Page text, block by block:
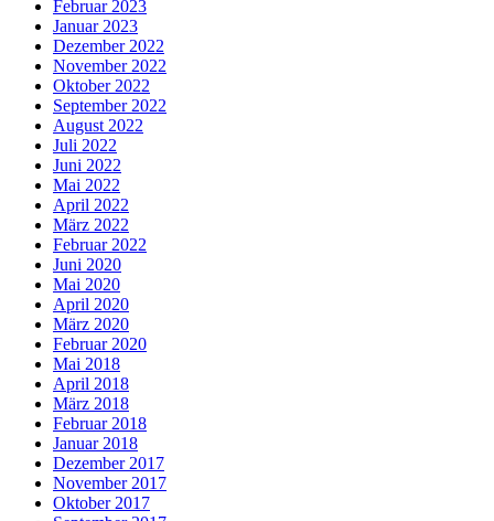
Februar 2023
Januar 2023
Dezember 2022
November 2022
Oktober 2022
September 2022
August 2022
Juli 2022
Juni 2022
Mai 2022
April 2022
März 2022
Februar 2022
Juni 2020
Mai 2020
April 2020
März 2020
Februar 2020
Mai 2018
April 2018
März 2018
Februar 2018
Januar 2018
Dezember 2017
November 2017
Oktober 2017